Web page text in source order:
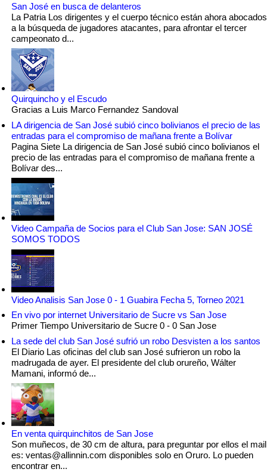
San José en busca de delanteros
La Patria Los dirigentes y el cuerpo técnico están ahora abocados
a la búsqueda de jugadores atacantes, para afrontar el tercer
campeonato d...
Quirquincho y el Escudo
Gracias a Luis Marco Fernandez Sandoval
LA dirigencia de San José subió cinco bolivianos el precio de las
entradas para el compromiso de mañana frente a Bolívar
Pagina Siete La dirigencia de San José subió cinco bolivianos el
precio de las entradas para el compromiso de mañana frente a
Bolívar des...
Video Campaña de Socios para el Club San Jose: SAN JOSÉ
SOMOS TODOS
Video Analisis San Jose 0 - 1 Guabira Fecha 5, Torneo 2021
En vivo por internet Universitario de Sucre vs San Jose
Primer Tiempo Universitario de Sucre 0 - 0 San Jose
La sede del club San José sufrió un robo Desvisten a los santos
El Diario Las oficinas del club san José sufrieron un robo la
madrugada de ayer. El presidente del club orureño, Wálter
Mamani, informó de...
En venta quirquinchitos de San Jose
Son muñecos, de 30 cm de altura, para preguntar por ellos el mail
es: ventas@allinnin.com disponibles solo en Oruro. Lo pueden
encontrar en...